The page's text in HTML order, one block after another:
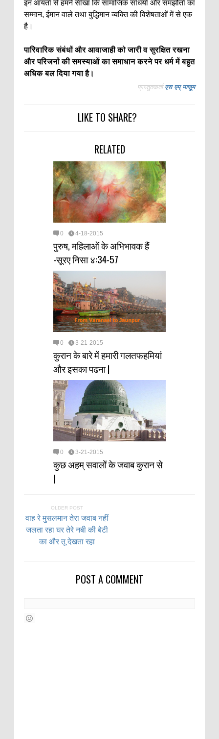
इन आयतों से हमने सीखा कि सामाजिक संधियों और समझौतों का
सम्मान, ईमान वाले तथा बुद्धिमान व्यक्ति की विशेषताओं में से एक
है।
पारिवारिक संबंधों और आवाजाही को जारी व सुरक्षित रखना
और परिजनों की समस्याओं का समाधान करने पर धर्म में बहुत
अधिक बल दिया गया है।
प्रस्तुतकर्ता एस एम् मासूम
LIKE TO SHARE?
RELATED
0 4-18-2015
पुरुष, महिलाओं के अभिभावक हैं
-सूरए निसा ४:34-57
0 3-21-2015
कुरान के बारे में हमारी गलतफहमियां
और इसका पढना |
0 3-21-2015
कुछ अहम् सवालों के जवाब कुरान से
|
OLDER POST
वाह रे मुसलमान तेरा जवाब नहीं
जलता रहा घर तेरे नबी की बेटी
का और तू देखता रहा
POST A COMMENT